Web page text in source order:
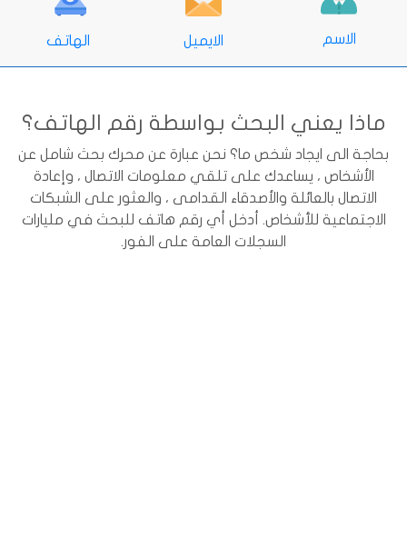
الاسم الايميل الهاتف
ماذا يعني البحث بواسطة رقم الهاتف؟
بحاجة الى ايجاد شخص ما؟ نحن عبارة عن محرك بحث شامل عن
الأشخاص ، يساعدك على تلقي معلومات الاتصال ، وإعادة
الاتصال بالعائلة والأصدقاء القدامى ، والعثور على الشبكات
الاجتماعية للأشخاص. أدخل أي رقم هاتف للبحث في مليارات
السجلات العامة على الفور.